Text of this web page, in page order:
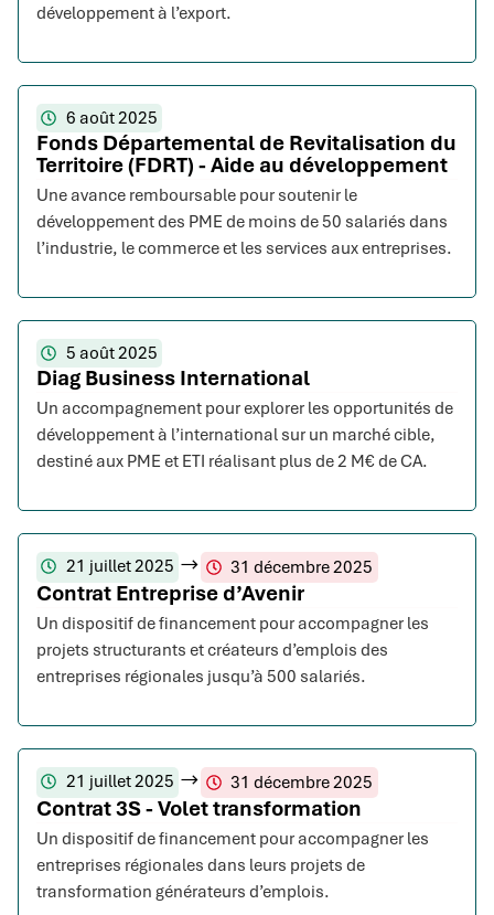
développement à l’export.
6 août 2025
Fonds Départemental de Revitalisation du
Territoire (FDRT) - Aide au développement
Une avance remboursable pour soutenir le
développement des PME de moins de 50 salariés dans
l’industrie, le commerce et les services aux entreprises.
5 août 2025
Diag Business International
Un accompagnement pour explorer les opportunités de
développement à l’international sur un marché cible,
destiné aux PME et ETI réalisant plus de 2 M€ de CA.
21 juillet 2025 31 décembre 2025
Contrat Entreprise d’Avenir
Un dispositif de financement pour accompagner les
projets structurants et créateurs d’emplois des
entreprises régionales jusqu’à 500 salariés.
21 juillet 2025 31 décembre 2025
Contrat 3S - Volet transformation
Un dispositif de financement pour accompagner les
entreprises régionales dans leurs projets de
transformation générateurs d’emplois.